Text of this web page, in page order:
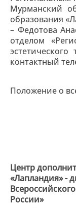
Мурманский
образования
– Федотова
отделом
эстетического
контактный
Положение о
Центр
«Лапландия» -
России»